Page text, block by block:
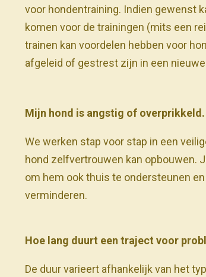
voor hondentraining. Indien gewenst
komen voor de trainingen (mits een
trainen kan voordelen hebben voor
afgeleid of gestrest zijn in een
Mijn hond is angstig of overprikkeld.
We werken stap voor stap in een
hond zelfvertrouwen kan opbouwen.
om hem ook thuis te ondersteunen
verminderen.
Hoe lang duurt een traject voor
De duur varieert afhankelijk van het